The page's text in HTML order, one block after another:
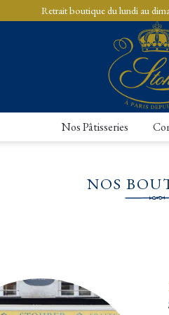
Nos Pâtisseries
Retrait boutique du lundi au
NOS